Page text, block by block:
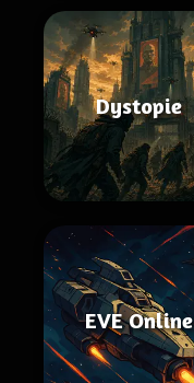
Dystopie
EVE Online